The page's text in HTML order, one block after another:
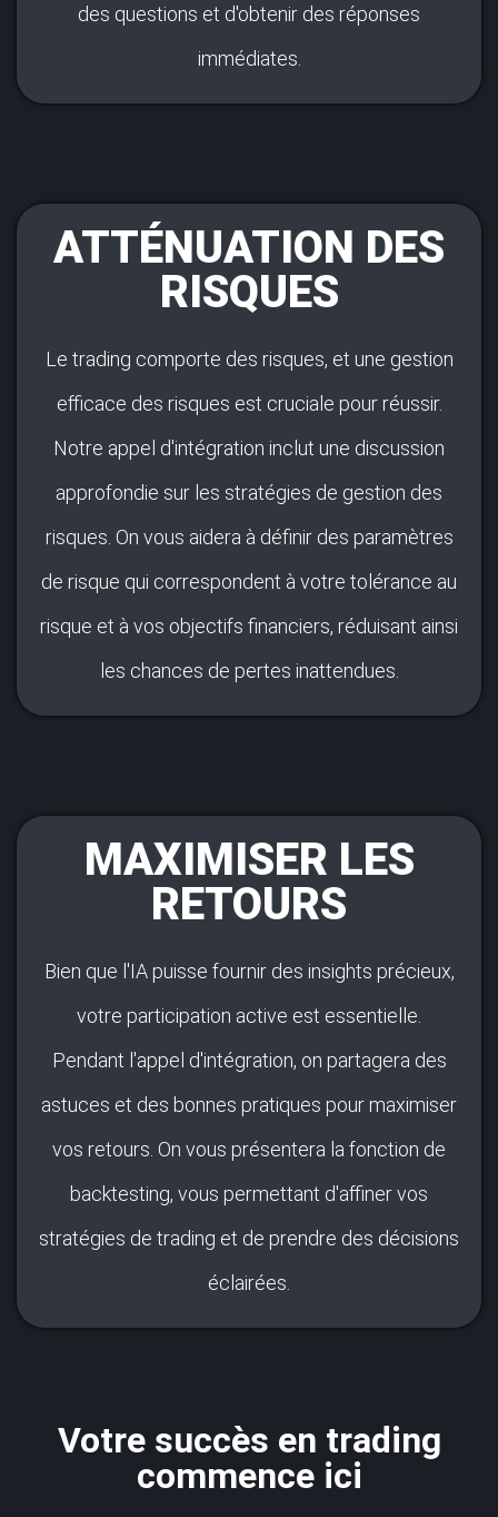
des questions et d'obtenir des réponses
immédiates.
ATTÉNUATION DES
RISQUES
Le trading comporte des risques, et une gestion
efficace des risques est cruciale pour réussir.
Notre appel d'intégration inclut une discussion
approfondie sur les stratégies de gestion des
risques. On vous aidera à définir des paramètres
de risque qui correspondent à votre tolérance au
risque et à vos objectifs financiers, réduisant ainsi
les chances de pertes inattendues.
MAXIMISER LES
RETOURS
Bien que l'IA puisse fournir des insights précieux,
votre participation active est essentielle.
Pendant l'appel d'intégration, on partagera des
astuces et des bonnes pratiques pour maximiser
vos retours. On vous présentera la fonction de
backtesting, vous permettant d'affiner vos
stratégies de trading et de prendre des décisions
éclairées.
Votre succès en trading
commence ici